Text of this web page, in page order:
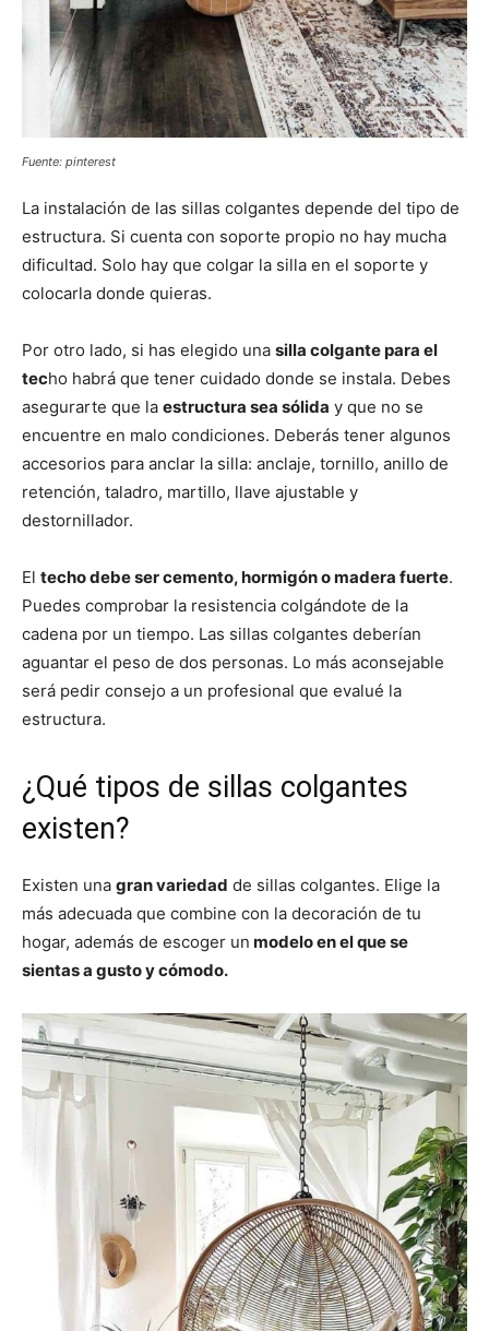
Fuente: pinterest
La instalación de las sillas colgantes depende del tipo de
estructura. Si cuenta con soporte propio no hay mucha
dificultad. Solo hay que colgar la silla en el soporte y
colocarla donde quieras.
Por otro lado, si has elegido una silla colgante para el
techo habrá que tener cuidado donde se instala. Debes
asegurarte que la estructura sea sólida y que no se
encuentre en malo condiciones. Deberás tener algunos
accesorios para anclar la silla: anclaje, tornillo, anillo de
retención, taladro, martillo, llave ajustable y
destornillador.
El techo debe ser cemento, hormigón o madera fuerte.
Puedes comprobar la resistencia colgándote de la
cadena por un tiempo. Las sillas colgantes deberían
aguantar el peso de dos personas. Lo más aconsejable
será pedir consejo a un profesional que evalué la
estructura.
¿Qué tipos de sillas colgantes
existen?
Existen una gran variedad de sillas colgantes. Elige la
más adecuada que combine con la decoración de tu
hogar, además de escoger un modelo en el que se
sientas a gusto y cómodo.